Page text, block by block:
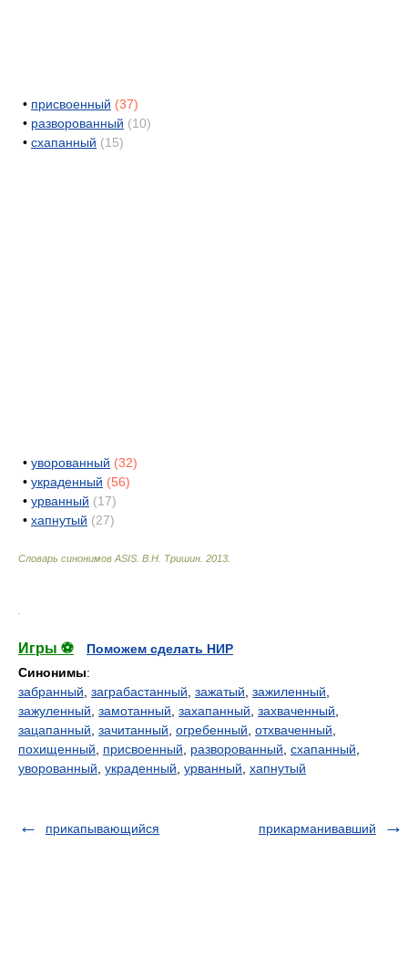
• присвоенный (37)
• разворованный (10)
• схапанный (15)
• уворованный (32)
• украденный (56)
• урванный (17)
• хапнутый (27)
Словарь синонимов ASIS. В.Н. Тришин 2013
Игры ⚽
Поможем сделать НИР
Синонимы:
забранный заграбастанный зажатый зажиленный
зажуленный замотанный захапанный захваченный
зацапанный зачитанный огребенный отхваченный
похищенный
присвоенный разворованный схапанный
уворованный украденный урванный хапнутый
прикапывающийся прикарманивавший